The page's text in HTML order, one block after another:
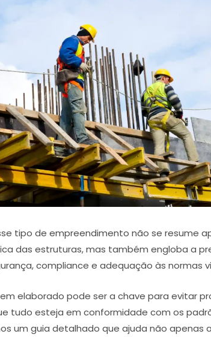
tipo de empreendimento não se resume
das estruturas, mas também engloba a
compliance e adequação às normas
elaborado pode ser a chave para evitar
tudo esteja em conformidade com os
um guia detalhado que ajuda não apenas